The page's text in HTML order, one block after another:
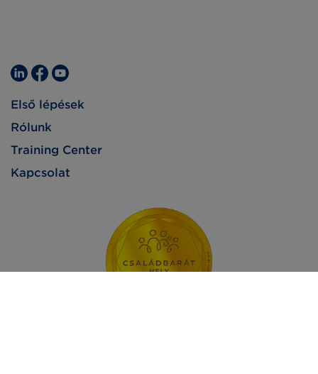
Első lépések
Rólunk
Training Center
Kapcsolat